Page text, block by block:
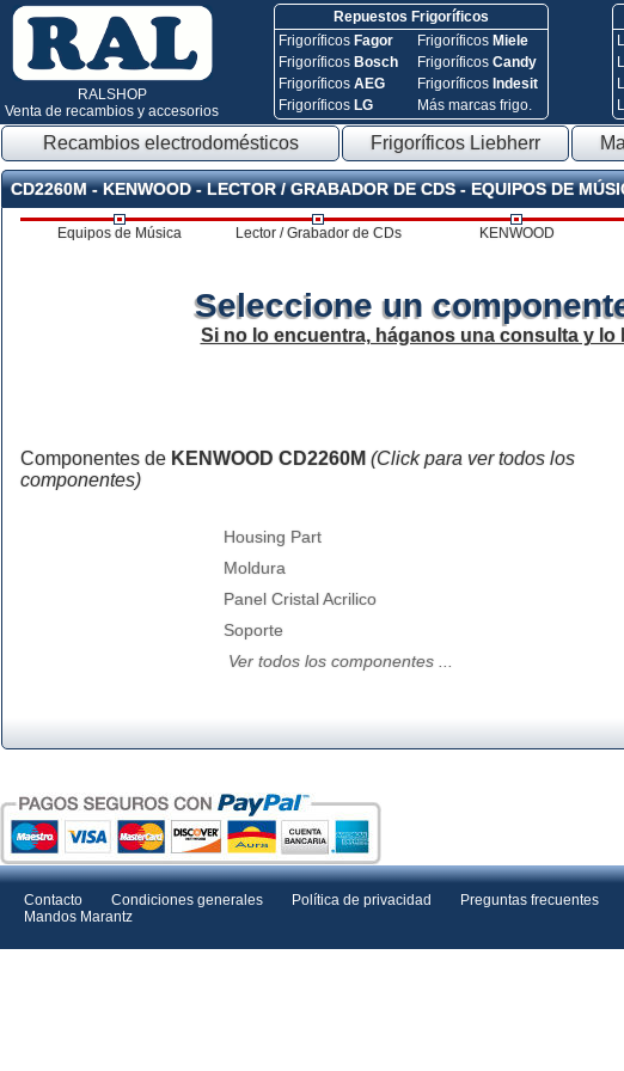
RALSHOP
Venta de recambios y accesorios
Repuestos Frigoríficos
Frigoríficos Fagor
Frigoríficos Bosch
FrigoríficosAEG
Frigoríficos LG
Frigoríficos Miele
FrigoríficosCandy
Frigoríficos Indesit
Más marcas frigo.
Recambios electrodomésticos Frigoríficos Liebherr
CD2260M - KENWOOD - LECTOR / GRABADOR DE CDS - EQUIPOS DE
Equipos de Música Lector / Grabador de CDs KENWOOD
Seleccione un
Si no lo encuentra, háganos una consulta y lo
Componentes de KENWOOD CD2260M (Click para ver todos los
componentes)
Housing Part
Moldura
Panel Cristal Acrilico
Soporte
Ver todos los componentes ...
Contacto Condiciones generales Política de privacidad Preguntas frecuentes
Mandos Marantz